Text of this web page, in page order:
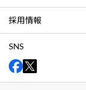
採用情報
SNS